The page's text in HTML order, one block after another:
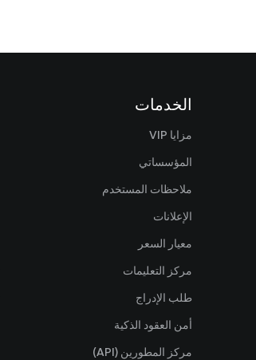
الخدمات
مزايا VIP
المؤسساتي
ملاحظات المستخدم
الإعلانات
معيار السعر
مركز التعليمات
طلب الإدراج
أمن العقود الذكية
مركز المطورين (API)